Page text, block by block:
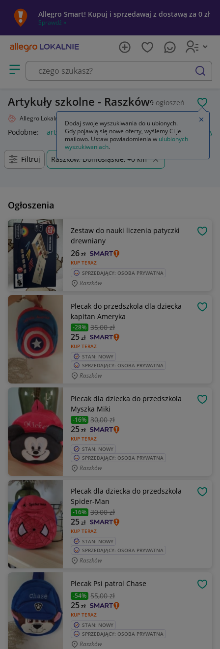
Allegro Smart! Kupuj i sprzedawaj z dostawą za 0 zł
Sprawdź »
Otwórz menu z kategoriami
szukaj
Artykuły szkolne - Raszków9 ogłoszeń
Allegro Lokalnie
Podobne: artykuły szkolne artykuły szkolne i biurowe
Filtruj Raszków, Dolnośląskie, +0 km
Ogłoszenia
Zestaw do nauki liczenia patyczki
drewniany
KUP TERAZ
26zł
SPRZEDAJĄCY: OSOBA PRYWATNA
Raszków
Plecak do przedszkola dla dziecka
kapitan Ameryka
-28% 35,00 zł
KUP TERAZ
25zł
STAN: NOWY
SPRZEDAJĄCY: OSOBA PRYWATNA
Raszków
Plecak dla dziecka do przedszkola
Myszka Miki
-16% 30,00 zł
KUP TERAZ
25zł
STAN: NOWY
SPRZEDAJĄCY: OSOBA PRYWATNA
Raszków
Plecak dla dziecka do przedszkola
Spider-Man
-16% 30,00 zł
KUP TERAZ
25zł
STAN: NOWY
SPRZEDAJĄCY: OSOBA PRYWATNA
Raszków
Plecak Psi patrol Chase
-54% 55,00 zł
KUP TERAZ
25zł
STAN: NOWY
SPRZEDAJĄCY: OSOBA PRYWATNA
Raszków
Dodaj swoje wyszukiwania do ulubionych.
Gdy pojawią się nowe oferty, wyślemy Ci je
mailowo. Ustaw powiadomienia w ulubionych
wyszukiwaniach.